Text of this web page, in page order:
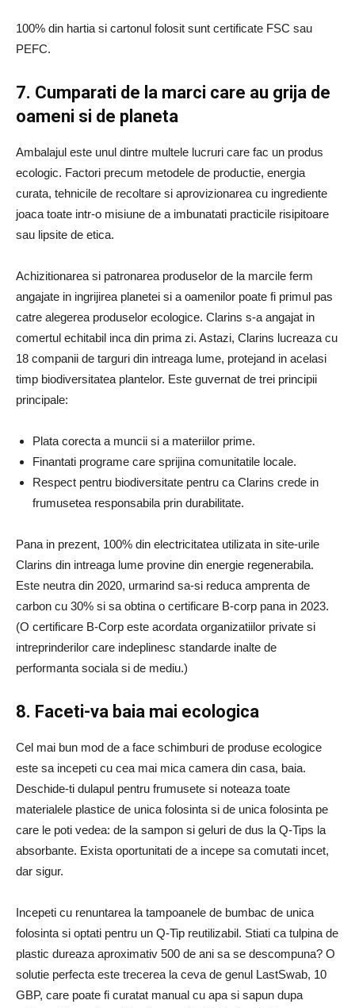
100% din hartia si cartonul folosit sunt certificate FSC sau
PEFC.
7. Cumparati de la marci care au grija de
oameni si de planeta
Ambalajul este unul dintre multele lucruri care fac un produs
ecologic. Factori precum metodele de productie, energia
curata, tehnicile de recoltare si aprovizionarea cu ingrediente
joaca toate intr-o misiune de a imbunatati practicile risipitoare
sau lipsite de etica.
Achizitionarea si patronarea produselor de la marcile ferm
angajate in ingrijirea planetei si a oamenilor poate fi primul pas
catre alegerea produselor ecologice. Clarins s-a angajat in
comertul echitabil inca din prima zi. Astazi, Clarins lucreaza cu
18 companii de targuri din intreaga lume, protejand in acelasi
timp biodiversitatea plantelor. Este guvernat de trei principii
principale:
Plata corecta a muncii si a materiilor prime.
Finantati programe care sprijina comunitatile locale.
Respect pentru biodiversitate pentru ca Clarins crede in
frumusetea responsabila prin durabilitate.
Pana in prezent, 100% din electricitatea utilizata in site-urile
Clarins din intreaga lume provine din energie regenerabila.
Este neutra din 2020, urmarind sa-si reduca amprenta de
carbon cu 30% si sa obtina o certificare B-corp pana in 2023.
(O certificare B-Corp este acordata organizatiilor private si
intreprinderilor care indeplinesc standarde inalte de
performanta sociala si de mediu.)
8. Faceti-va baia mai ecologica
Cel mai bun mod de a face schimburi de produse ecologice
este sa incepeti cu cea mai mica camera din casa, baia.
Deschide-ti dulapul pentru frumusete si noteaza toate
materialele plastice de unica folosinta si de unica folosinta pe
care le poti vedea: de la sampon si geluri de dus la Q-Tips la
absorbante. Exista oportunitati de a incepe sa comutati incet,
dar sigur.
Incepeti cu renuntarea la tampoanele de bumbac de unica
folosinta si optati pentru un Q-Tip reutilizabil. Stiati ca tulpina de
plastic dureaza aproximativ 500 de ani sa se descompuna? O
solutie perfecta este trecerea la ceva de genul LastSwab, 10
GBP, care poate fi curatat manual cu apa si sapun dupa